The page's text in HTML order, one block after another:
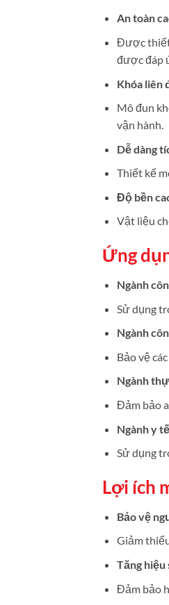
An toàn
Được thiết
được đáp
Khóa liên
Mô đun
vận hành.
Dễ dàng
Thiết kế
Độ bền
Vật liệu
Ứng
Ngành
Sử dụng
Ngành
Bảo vệ
Ngành
Đảm bảo
Ngành y tế
Sử dụng
Lợi ích
Bảo vệ
Giảm
Tăng hiệu
Đảm bảo